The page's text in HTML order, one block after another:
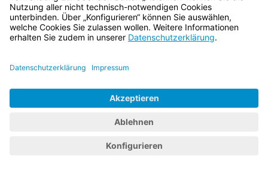
Datenschutz
Impressum
Barrierefreiheit
Kontrastwechsel